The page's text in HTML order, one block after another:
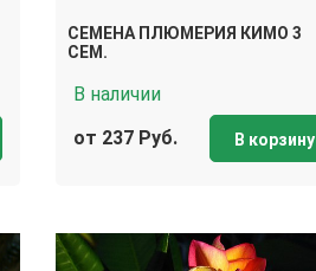
СЕМЕНА ПЛЮМЕРИЯ КИМО 3
СЕМ.
В наличии
от 237 Руб.
В корзину